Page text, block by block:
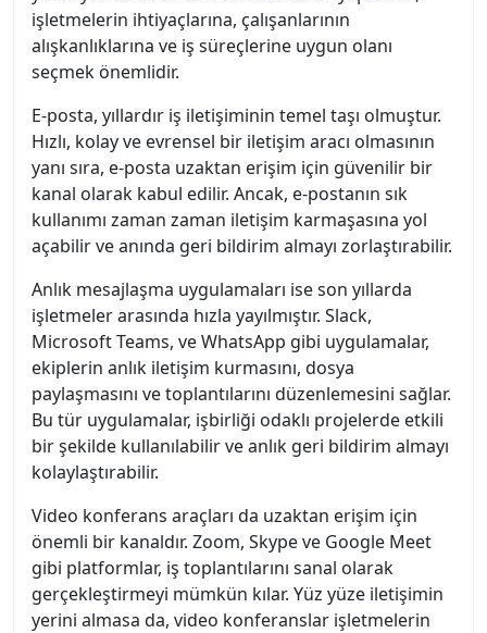
işletmelerin ihtiyaçlarına, çalışanlarının
alışkanlıklarına ve iş süreçlerine uygun olanı
seçmek önemlidir.
E-posta, yıllardır iş iletişiminin temel taşı olmuştur.
Hızlı, kolay ve evrensel bir iletişim aracı olmasının
yanı sıra, e-posta uzaktan erişim için güvenilir bir
kanal olarak kabul edilir. Ancak, e-postanın sık
kullanımı zaman zaman iletişim karmaşasına yol
açabilir ve anında geri bildirim almayı zorlaştırabilir.
Anlık mesajlaşma uygulamaları ise son yıllarda
işletmeler arasında hızla yayılmıştır. Slack,
Microsoft Teams, ve WhatsApp gibi uygulamalar,
ekiplerin anlık iletişim kurmasını, dosya
paylaşmasını ve toplantılarını düzenlemesini sağlar.
Bu tür uygulamalar, işbirliği odaklı projelerde etkili
bir şekilde kullanılabilir ve anlık geri bildirim almayı
kolaylaştırabilir.
Video konferans araçları da uzaktan erişim için
önemli bir kanaldır. Zoom, Skype ve Google Meet
gibi platformlar, iş toplantılarını sanal olarak
gerçekleştirmeyi mümkün kılar. Yüz yüze iletişimin
yerini almasa da, video konferanslar işletmelerin